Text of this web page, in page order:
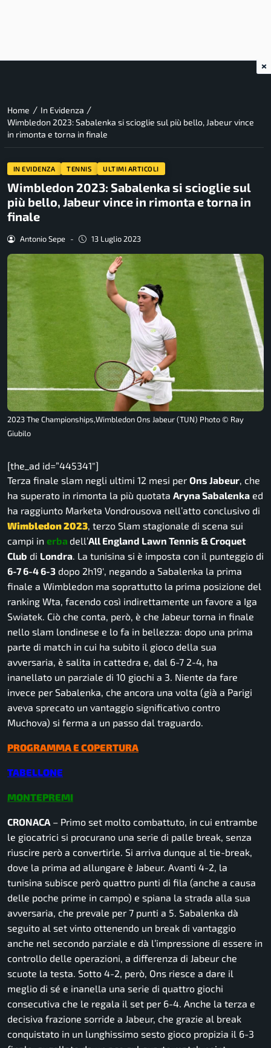
Home / In Evidenza /
Wimbledon 2023: Sabalenka si scioglie sul più bello, Jabeur vince
in rimonta e torna in finale
IN EVIDENZA TENNIS ULTIMI ARTICOLI
Wimbledon 2023: Sabalenka si scioglie sul
più bello, Jabeur vince in rimonta e torna in
finale
Antonio Sepe - 13 Luglio 2023
2023 The Championships,Wimbledon Ons Jabeur (TUN) Photo © Ray
Giubilo
[the_ad id=”445341″]
Terza finale slam negli ultimi 12 mesi per Ons Jabeur, che
ha superato in rimonta la più quotata Aryna Sabalenka ed
ha raggiunto Marketa Vondrousova nell’atto conclusivo di
Wimbledon 2023, terzo Slam stagionale di scena sui
campi in erba dell’All England Lawn Tennis & Croquet
Club di Londra. La tunisina si è imposta con il punteggio di
6-7 6-4 6-3 dopo 2h19′, negando a Sabalenka la prima
finale a Wimbledon ma soprattutto la prima posizione del
ranking Wta, facendo così indirettamente un favore a Iga
Swiatek. Ciò che conta, però, è che Jabeur torna in finale
nello slam londinese e lo fa in bellezza: dopo una prima
parte di match in cui ha subito il gioco della sua
avversaria, è salita in cattedra e, dal 6-7 2-4, ha
inanellato un parziale di 10 giochi a 3. Niente da fare
invece per Sabalenka, che ancora una volta (già a Parigi
aveva sprecato un vantaggio significativo contro
Muchova) si ferma a un passo dal traguardo.
PROGRAMMA E COPERTURA
TABELLONE
MONTEPREMI
CRONACA – Primo set molto combattuto, in cui entrambe
le giocatrici si procurano una serie di palle break, senza
riuscire però a convertirle. Si arriva dunque al tie-break,
dove la prima ad allungare è Jabeur. Avanti 4-2, la
tunisina subisce però quattro punti di fila (anche a causa
delle poche prime in campo) e spiana la strada alla sua
avversaria, che prevale per 7 punti a 5. Sabalenka dà
seguito al set vinto ottenendo un break di vantaggio
anche nel secondo parziale e dà l’impressione di essere in
controllo delle operazioni, a differenza di Jabeur che
scuote la testa. Sotto 4-2, però, Ons riesce a dare il
meglio di sé e inanella una serie di quattro giochi
consecutiva che le regala il set per 6-4. Anche la terza e
decisiva frazione sorride a Jabeur, che grazie al break
conquistato in un lunghissimo sesto gioco propizia il 6-3
×